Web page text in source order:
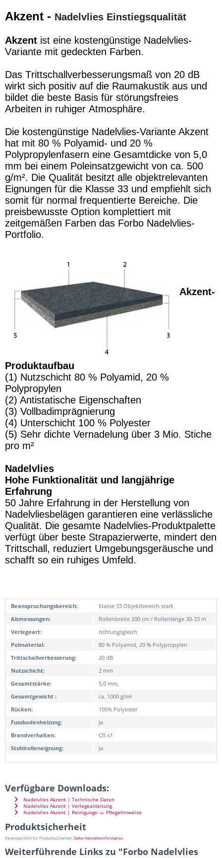
Akzent - Nadelvlies Einstiegsqualität
Akzent ist eine kostengünstige Nadelvlies-
Variante mit gedeckten Farben.
Das Trittschallverbesserungsmaß von 20 dB
wirkt sich positiv auf die Raumakustik aus und
bildet die beste Basis für störungsfreies
Arbeiten in ruhiger Atmosphäre.
Die kostengünstige Nadelvlies-Variante Akzent
hat mit 80 % Polyamid- und 20 %
Polypropylenfasern eine Gesamtdicke von 5,0
mm bei einem Poleinsatzgewicht von ca. 500
g/m². Die Qualität besitzt alle objektrelevanten
Eignungen für die Klasse 33 und empfiehlt sich
somit für normal frequentierte Bereiche. Die
preisbewusste Option komplettiert mit
zeitgemäßen Farben das Forbo Nadelvlies-
Portfolio.
Akzent-
Produktaufbau
(1) Nutzschicht 80 % Polyamid, 20 %
Polypropylen
(2) Antistatische Eigenschaften
(3) Vollbadimprägnierung
(4) Unterschicht 100 % Polyester
(5) Sehr dichte Vernadelung über 3 Mio. Stiche
pro m²
Nadelvlies
Hohe Funktionalität und langjährige
Erfahrung
50 Jahre Erfahrung in der Herstellung von
Nadelvliesbelägen garantieren eine verlässliche
Qualität. Die gesamte Nadelvlies-Produktpalette
verfügt über beste Strapazierwerte, mindert den
Trittschall, reduziert Umgebungsgeräusche und
schafft so ein ruhiges Umfeld.
Beanspruchungsbereich:
Klasse 33 Objektbereich stark
Abmessungen:
Rollenbreite 200 cm / Rollenlänge 30-33 m
Verlegeart:
richtungsgleich
Polmaterial:
80 % Polyamid, 20 % Polypropylen
Trittschallverbesserung:
20 dB
Nutzschicht:
2 mm
Gesamtstärke:
5,0 mm,
Gesamtgewicht :
ca. 1000 g/m²
Rücken:
100% Polyester
Fussbodenheizung:
Ja
Brandverhalten:
Cfl-s1
Stuhlrolleneignung:
Ja
Verfügbare Downloads:
Nadelvlies Akzent | Technische Daten
Nadelvlies Akzent | Verlegeanleitung
Nadelvlies Akzent | Reinigungs- u. Pflegehinweise
Produktsicherheit
Verantwortlich für Produktsicherheit:Siehe Herstellerinformation
Weiterführende Links zu "Forbo Nadelvlies